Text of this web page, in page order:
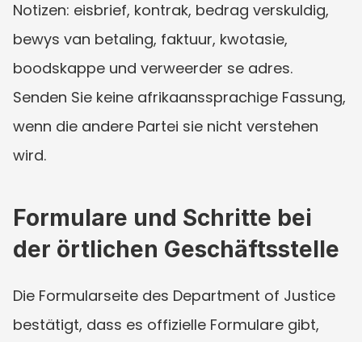
Notizen: eisbrief, kontrak, bedrag verskuldig,
bewys van betaling, faktuur, kwotasie,
boodskappe und verweerder se adres.
Senden Sie keine afrikaanssprachige Fassung,
wenn die andere Partei sie nicht verstehen
wird.
Formulare und Schritte bei
der örtlichen Geschäftsstelle
Die Formularseite des Department of Justice
bestätigt, dass es offizielle Formulare gibt,